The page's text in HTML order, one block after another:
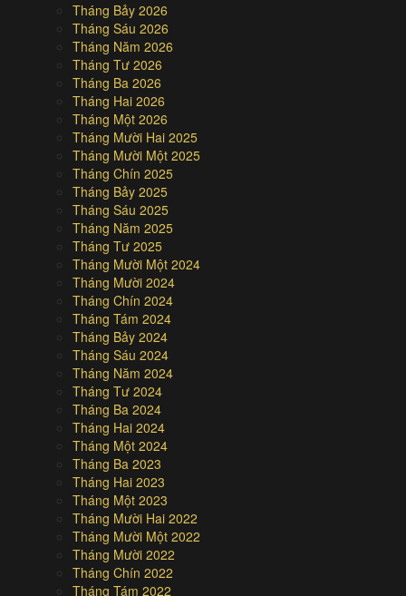
Tháng Bảy 2026
Tháng Sáu 2026
Tháng Năm 2026
Tháng Tư 2026
Tháng Ba 2026
Tháng Hai 2026
Tháng Một 2026
Tháng Mười Hai 2025
Tháng Mười Một 2025
Tháng Chín 2025
Tháng Bảy 2025
Tháng Sáu 2025
Tháng Năm 2025
Tháng Tư 2025
Tháng Mười Một 2024
Tháng Mười 2024
Tháng Chín 2024
Tháng Tám 2024
Tháng Bảy 2024
Tháng Sáu 2024
Tháng Năm 2024
Tháng Tư 2024
Tháng Ba 2024
Tháng Hai 2024
Tháng Một 2024
Tháng Ba 2023
Tháng Hai 2023
Tháng Một 2023
Tháng Mười Hai 2022
Tháng Mười Một 2022
Tháng Mười 2022
Tháng Chín 2022
Tháng Tám 2022